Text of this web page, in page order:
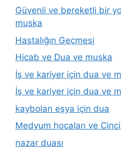
Güvenli ve bereketli bir
muska
Hastalığın Geçmesi
Hicab ve Dua ve muska
İş ve kariyer için dua ve
İş ve kariyer için dua ve
kaybolan eşya için dua
Medyum hocaları ve
nazar duası